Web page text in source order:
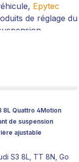
Epytec
de réglage du
qui
véhicule en
dans les virages.
vaste gamme
survenir
8L Quattro 4Motion
de suspension
arrière ajustable
S3 8L, TT 8N, Golf